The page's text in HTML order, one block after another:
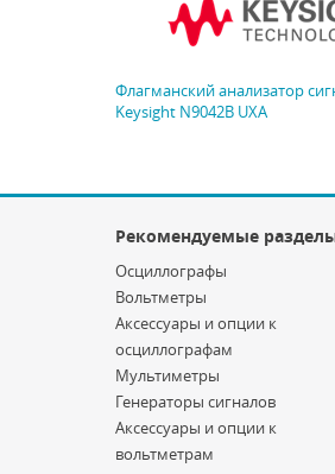
Флагманский анализатор
Keysight N9042B UXA
Рекомендуемые
Осциллографы
Вольтметры
Аксессуары и опции к
осциллографам
Мультиметры
Генераторы сигналов
Аксессуары и опции к
вольтметрам